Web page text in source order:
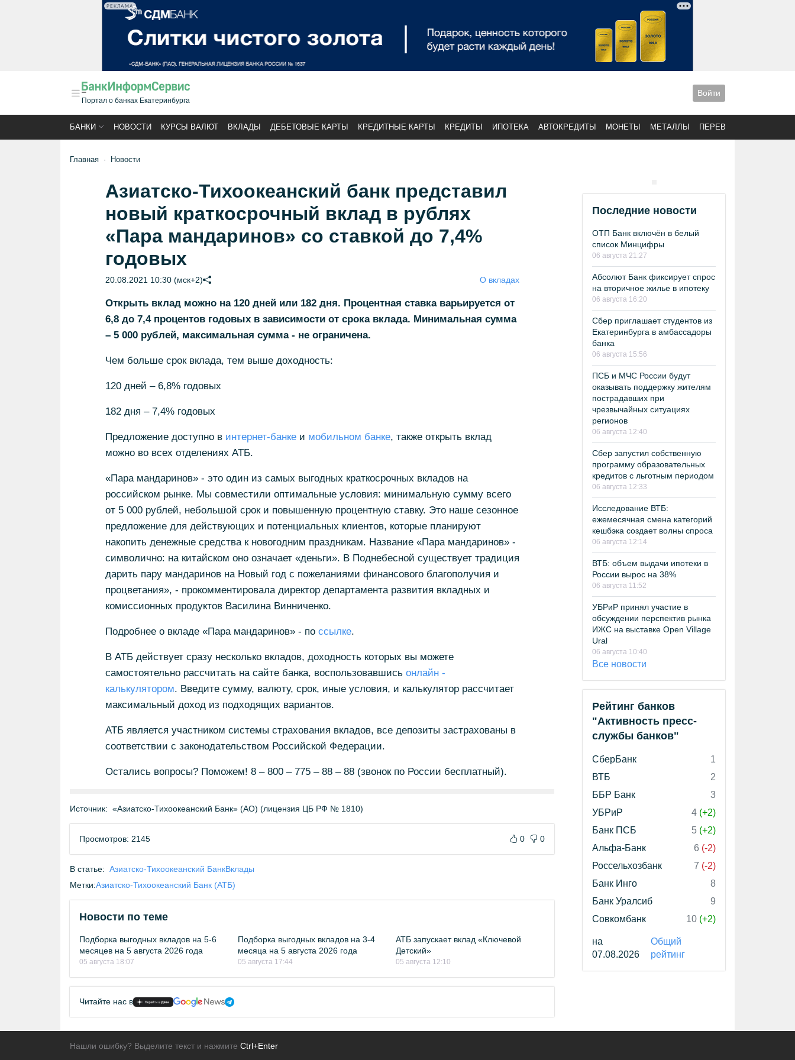
РЕКЛАМА
Портал о банках Екатеринбурга
Войти
БАНКИ НОВОСТИ КУРСЫ ВАЛЮТ ВКЛАДЫ ДЕБЕТОВЫЕ КАРТЫ КРЕДИТНЫЕ КАРТЫ КРЕДИТЫ ИПОТЕКА АВТОКРЕДИТЫ МОНЕТЫ МЕТАЛЛЫ ПЕРЕВОДЫ
Главная Новости
Азиатско-Тихоокеанский банк представил
новый краткосрочный вклад в рублях
«Пара мандаринов» со ставкой до 7,4%
годовых
20.08.2021 10:30 (мск+2) О вкладах
Открыть вклад можно на 120 дней или 182 дня. Процентная ставка варьируется от
6,8 до 7,4 процентов годовых в зависимости от срока вклада. Минимальная сумма
– 5 000 рублей, максимальная сумма - не ограничена.
Чем больше срок вклада, тем выше доходность:
120 дней – 6,8% годовых
182 дня – 7,4% годовых
Предложение доступно в интернет-банкеи мобильном банке, также открыть вклад
можно во всех отделениях АТБ.
«Пара мандаринов» - это один из самых выгодных краткосрочных вкладов на
российском рынке. Мы совместили оптимальные условия: минимальную сумму всего
от 5 000 рублей, небольшой срок и повышенную процентную ставку. Это наше сезонное
предложение для действующих и потенциальных клиентов, которые планируют
накопить денежные средства к новогодним праздникам. Название «Пара мандаринов» -
символично: на китайском оно означает «деньги». В Поднебесной существует традиция
дарить пару мандаринов на Новый год с пожеланиями финансового благополучия и
процветания», - прокомментировала директор департамента развития вкладных и
комиссионных продуктов Василина Винниченко.
Подробнее о вкладе «Пара мандаринов» - по ссылке.
В АТБ действует сразу несколько вкладов, доходность которых вы можете
самостоятельно рассчитать на сайте банка, воспользовавшись онлайн -
калькулятором. Введите сумму, валюту, срок, иные условия, и калькулятор рассчитает
максимальный доход из подходящих вариантов.
АТБ является участником системы страхования вкладов, все депозиты застрахованы в
соответствии с законодательством Российской Федерации.
Остались вопросы? Поможем! 8 – 800 – 775 – 88 – 88 (звонок по России бесплатный).
Источник: «Азиатско-Тихоокеанский Банк» (АО) (лицензия ЦБ РФ № 1810)
Просмотров: 2145 0 0
В статье: Азиатско-Тихоокеанский БанкВклады
Метки:Азиатско-Тихоокеанский Банк (АТБ)
Новости по теме
Подборка выгодных вкладов на 5-6
месяцев на 5 августа 2026 года
05 августа 18:07
Подборка выгодных вкладов на 3-4
месяца на 5 августа 2026 года
05 августа 17:44
АТБ запускает вклад «Ключевой
Детский»
05 августа 12:10
Читайте нас в
Последние новости
ОТП Банк включён в белый
список Минцифры
06 августа 21:27
Абсолют Банк фиксирует спрос
на вторичное жилье в ипотеку
06 августа 16:20
Сбер приглашает студентов из
Екатеринбурга в амбассадоры
банка
06 августа 15:56
ПСБ и МЧС России будут
оказывать поддержку жителям
пострадавших при
чрезвычайных ситуациях
регионов
06 августа 12:40
Сбер запустил собственную
программу образовательных
кредитов с льготным периодом
06 августа 12:33
Исследование ВТБ:
ежемесячная смена категорий
кешбэка создает волны спроса
06 августа 12:14
ВТБ: объем выдачи ипотеки в
России вырос на 38%
06 августа 11:52
УБРиР принял участие в
обсуждении перспектив рынка
ИЖС на выставке Open Village
Ural
06 августа 10:40
Все новости
Рейтинг банков
"Активность пресс-
службы банков"
СберБанк
1
ВТБ
2
ББР Банк
3
УБРиР
4 (+2)
Банк ПСБ
5 (+2)
Альфа-Банк
6 (-2)
Россельхозбанк
7 (-2)
Банк Инго
8
Банк Уралсиб
9
Совкомбанк
10 (+2)
на
07.08.2026
Общий
рейтинг
Нашли ошибку? Выделите текст и нажмите Ctrl+Enter